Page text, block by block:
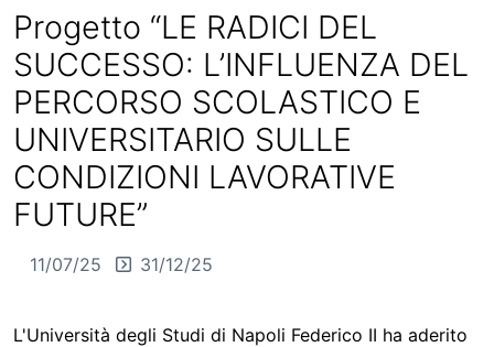
Progetto “LE RADICI DEL
SUCCESSO: L’INFLUENZA DEL
PERCORSO SCOLASTICO E
UNIVERSITARIO SULLE
CONDIZIONI LAVORATIVE
FUTURE”
11/07/25 31/12/25
L'Università degli Studi di Napoli Federico II ha aderito